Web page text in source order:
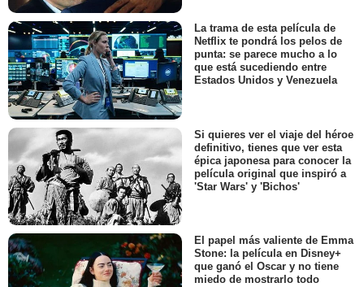
La trama de esta película de
Netflix te pondrá los pelos de
punta: se parece mucho a lo
que está sucediendo entre
Estados Unidos y Venezuela
Si quieres ver el viaje del héroe
definitivo, tienes que ver esta
épica japonesa para conocer la
película original que inspiró a
'Star Wars' y 'Bichos'
El papel más valiente de Emma
Stone: la película en Disney+
que ganó el Oscar y no tiene
miedo de mostrarlo todo